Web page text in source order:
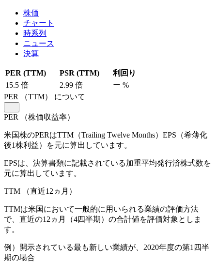
株価
チャート
時系列
ニュース
決算
PER (TTM) PSR (TTM)
利回り
15.5 倍 2.99 倍 ー %
PER
（TTM） について
PER （株価収益率）
米国株のPERはTTM（Trailing Twelve Months）EPS（希薄化
後1株利益）を元に算出しています。
EPSは、決算書類に記載されている加重平均発行済株式数を
元に算出しています。
TTM （直近12ヵ月）
TTMは米国において一般的に用いられる業績の評価方法
で、直近の12ヵ月（4四半期）の合計値を評価対象としま
す。
例）開示されている最も新しい業績が、2020年度の第1四半
期の場合